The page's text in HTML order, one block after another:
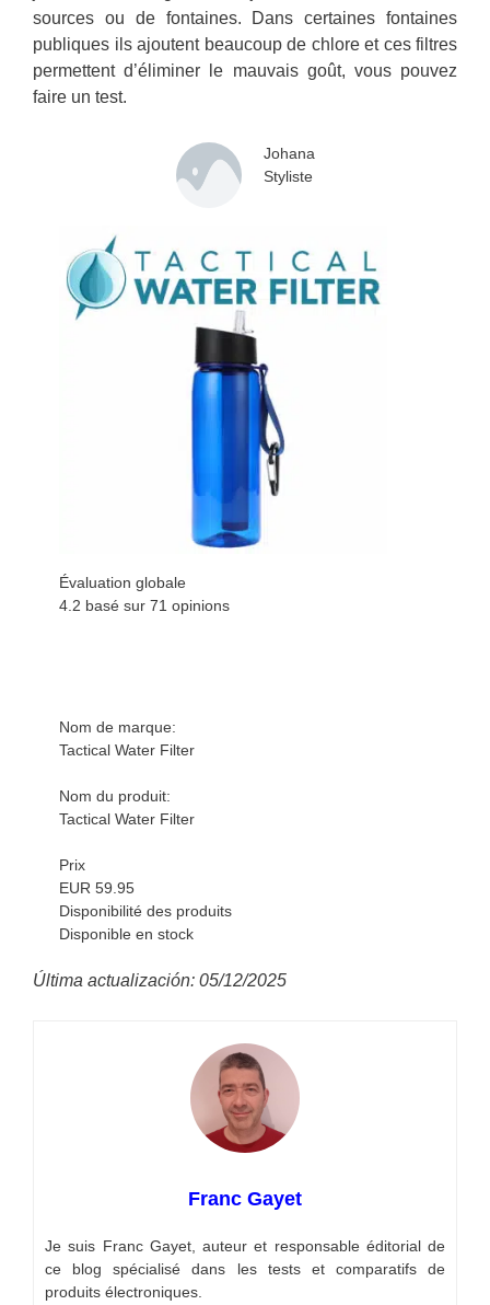
sources ou de fontaines. Dans certaines fontaines
publiques ils ajoutent beaucoup de chlore et ces filtres
permettent d’éliminer le mauvais goût, vous pouvez
faire un test.
Johana
Styliste
Évaluation globale
4.2 basé sur71 opinions
Nom de marque:
Tactical Water Filter
Nom du produit:
Tactical Water Filter
Prix
EUR 59.95
Disponibilité des produits
Disponible en stock
Última actualización: 05/12/2025
Franc Gayet
Je suis Franc Gayet, auteur et responsable éditorial de
ce blog spécialisé dans les tests et comparatifs de
produits électroniques.